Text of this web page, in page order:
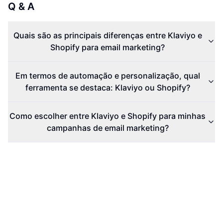
Q & A
Quais são as principais diferenças entre Klaviyo e
Shopify para email marketing?
Em termos de automação e personalização, qual
ferramenta se destaca: Klaviyo ou Shopify?
Como escolher entre Klaviyo e Shopify para minhas
campanhas de email marketing?